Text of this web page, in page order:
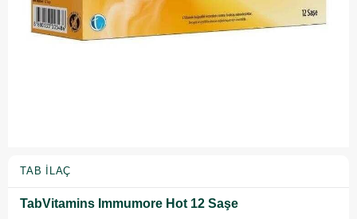
TAB İLAÇ
TabVitamins Immumore Hot 12 Saşe